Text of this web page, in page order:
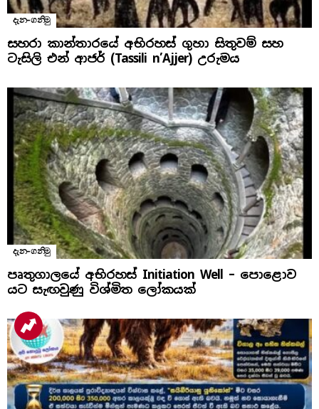
දැන-ගනිමු
සහරා කාන්තාරයේ අභිරහස් ගුහා සිතුවම් සහ
ටැසිලි එන් ආජර් (Tassili n’Ajjer) උරුමය
දැන-ගනිමු
පෘතුගාලයේ අභිරහස් Initiation Well – පොළොව
යට සැඟවුණු විශ්මිත ලෝකයක්